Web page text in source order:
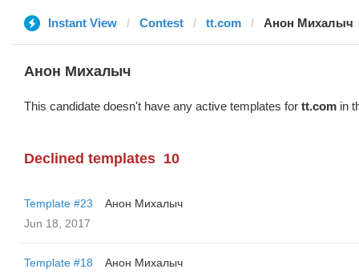
Instant View Contest tt.com Анон Михалыч
Анон Михалыч
This candidate doesn't have any active templates for tt.com in
Declined templates 10
Template #23
Анон Михалыч
Jun 18, 2017
Template #18
Анон Михалыч